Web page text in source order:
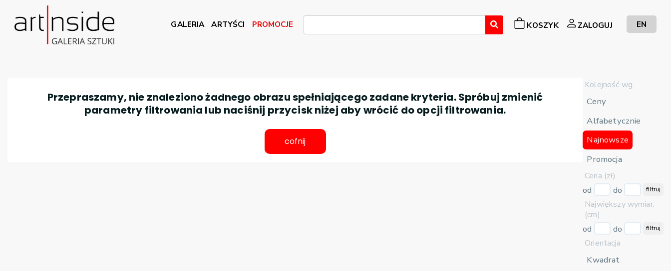
GALERIA ARTYŚCI PROMOCJE KOSZYK ZALOGUJ EN
Kolejność wg.
Ceny
Alfabetycznie
Najnowsze
Promocja
Cena (zł)
od
do filtruj
Największy wymiar:
(cm)
od
do filtruj
Orientacja
Kwadrat
Przepraszamy, nie znaleziono żadnego obrazu spełniającego zadane kryteria. Spróbuj zmienić
parametry filtrowania lub naciśnij przycisk niżej aby wrócić do opcji filtrowania.
cofnij